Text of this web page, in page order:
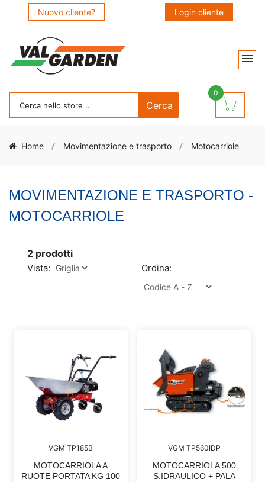
Nuovo cliente? Login cliente
0
Home Movimentazione e trasporto Motocarriole
MOVIMENTAZIONE E TRASPORTO -
MOTOCARRIOLE
2 prodotti
Vista: Ordina:
VGM TP185B
MOTOCARRIOLA A
RUOTE PORTATA KG 100
VGM TP560IDP
MOTOCARRIOLA 500
S.IDRAULICO + PALA